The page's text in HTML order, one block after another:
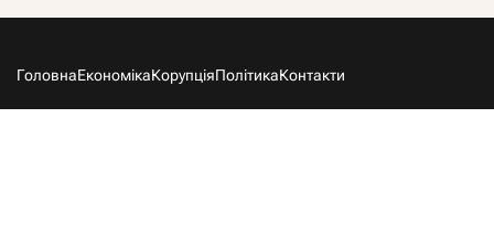
ГоловнаЕкономікаКорупціяПолітикаКонтакти